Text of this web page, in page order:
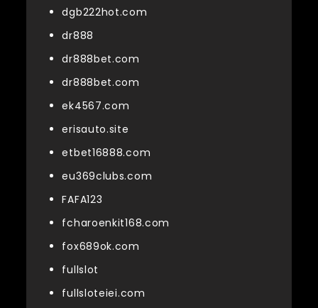
dgb222hot.com
dr888
dr888bet.com
dr888bet.com
ek4567.com
erisauto.site
etbet16888.com
eu369clubs.com
FAFA123
fcharoenkit168.com
fox689ok.com
fullslot
fullsloteiei.com